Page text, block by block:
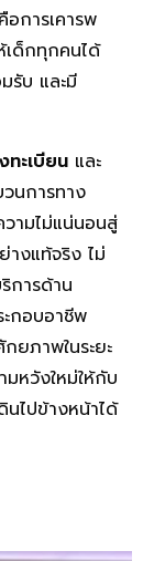
การเคารพ
เด็กทุกคนได้
รับ และมี
ทะเบียน และ
นการทาง
ามไม่แน่นอนสู่
างแท้จริง ไม่
การด้าน
กอบอาชีพ
ยภาพในระยะ
หวังใหม่ให้กับ
นไปข้างหน้าได้